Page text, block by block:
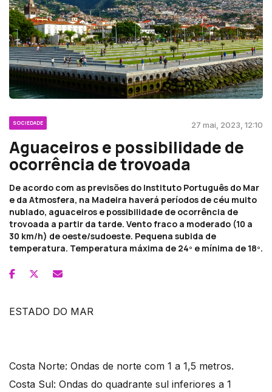
SOCIEDADE 27 mai, 2023, 12:10
Aguaceiros e possibilidade de
ocorrência de trovoada
De acordo com as previsões do Instituto Português do Mar
e da Atmosfera, na Madeira haverá períodos de céu muito
nublado, aguaceiros e possibilidade de ocorrência de
trovoada a partir da tarde. Vento fraco a moderado (10 a
30 km/h) de oeste/sudoeste. Pequena subida de
temperatura. Temperatura máxima de 24º e mínima de 18º.
ESTADO DO MAR
Costa Norte: Ondas de norte com 1 a 1,5 metros.
Costa Sul: Ondas do quadrante sul inferiores a 1